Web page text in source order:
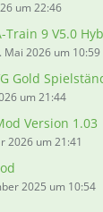
um 22:46
Train 9 V5.0
Mai 2026 um 10:59
Gold
um 21:44
Version 1.03
2026 um 21:41
2025 um 10:54